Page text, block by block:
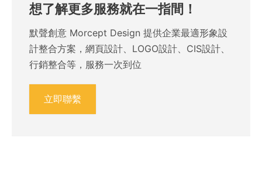
想了解更多服務就在一指間！
默聲創意 Morcept Design 提供企業最適形象設
計整合方案，網頁設計、LOGO設計、CIS設計、
行銷整合等，服務一次到位
立即聯繫